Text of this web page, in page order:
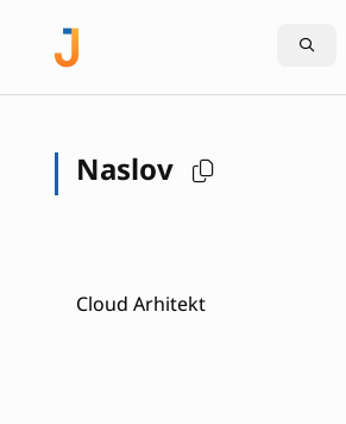
Naslov
Cloud Arhitekt